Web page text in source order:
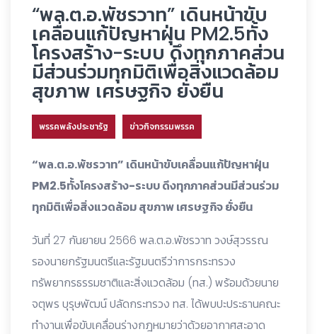
“พล.ต.อ.พัชรวาท” เดินหน้าขับ
เคลื่อนแก้ปัญหาฝุ่น PM2.5ทั้ง
โครงสร้าง-ระบบ ดึงทุกภาคส่วน
มีส่วนร่วมทุกมิติเพื่อสิ่งแวดล้อม
สุขภาพ เศรษฐกิจ ยั่งยืน
พรรคพลังประชารัฐ ข่าวกิจกรรมพรรค
“พล.ต.อ.พัชรวาท” เดินหน้าขับเคลื่อนแก้ปัญหาฝุ่น
PM2.5ทั้งโครงสร้าง-ระบบ ดึงทุกภาคส่วนมีส่วนร่วม
ทุกมิติเพื่อสิ่งแวดล้อม สุขภาพ เศรษฐกิจ ยั่งยืน
วันที่ 27 กันยายน 2566 พล.ต.อ.พัชรวาท วงษ์สุวรรณ
รองนายกรัฐมนตรีและรัฐมนตรีว่าการกระทรวง
ทรัพยากรธรรมชาติและสิ่งแวดล้อม (ทส.) พร้อมด้วยนาย
จตุพร บุรุษพัฒน์ ปลัดกระทรวง ทส. ได้พบปะประธานคณะ
ทำงานเพื่อขับเคลื่อนร่างกฎหมายว่าด้วยอากาศสะอาด